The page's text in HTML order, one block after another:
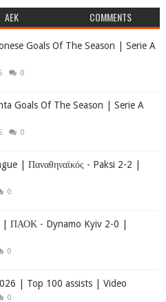
AEK COMMENTS
Goals Of The Season | Serie A
0
Goals Of The Season | Serie A
0
| Παναθηναϊκός - Paksi 2-2 |
0
| ΠΑΟΚ - Dynamo Kyiv 2-0 |
0
| Top 100 assists | Video
0